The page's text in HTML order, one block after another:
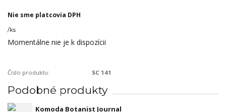
Nie sme platcovia DPH
/ks
Momentálne nie je k dispozícii
Číslo produktu: SC 141
Podobné produkty
Komoda Botanist Journal